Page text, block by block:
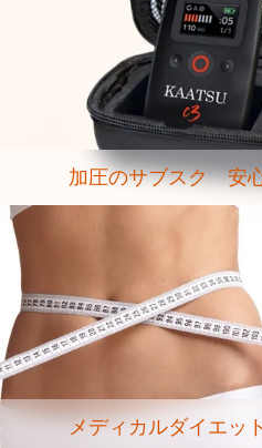
加圧のサブスク 安
メディカルダイエ